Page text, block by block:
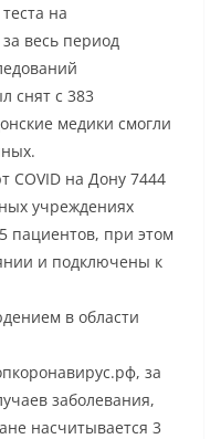
на
весь период
снят с 383
медики смогли
COVID на Дону 7444
учреждениях
пациентов, при этом
и подключены к
в области
за
заболевания,
насчитывается 3